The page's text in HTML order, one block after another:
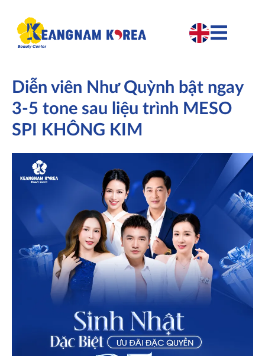
Diễn viên Như Quỳnh bật ngay
3-5 tone sau liệu trình MESO
SPI KHÔNG KIM